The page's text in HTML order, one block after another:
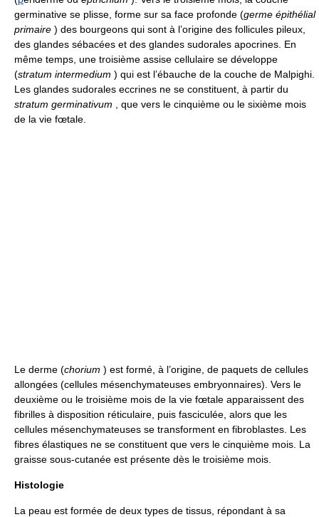
germinative se plisse, forme sur sa face profonde (germe épithélial
primaire ) des bourgeons qui sont à l’origine des follicules pileux,
des glandes sébacées et des glandes sudorales apocrines. En
même temps, une troisième assise cellulaire se développe
(stratum intermedium ) qui est l’ébauche de la couche de Malpighi.
Les glandes sudorales eccrines ne se constituent, à partir du
stratum germinativum , que vers le cinquième ou le sixième mois
de la vie fœtale.
Le derme (chorium ) est formé, à l’origine, de paquets de cellules
allongées (cellules mésenchymateuses embryonnaires). Vers le
deuxième ou le troisième mois de la vie fœtale apparaissent des
fibrilles à disposition réticulaire, puis fasciculée, alors que les
cellules mésenchymateuses se transforment en fibroblastes. Les
fibres élastiques ne se constituent que vers le cinquième mois. La
graisse sous-cutanée est présente dès le troisième mois.
Histologie
La peau est formée de deux types de tissus, répondant à sa